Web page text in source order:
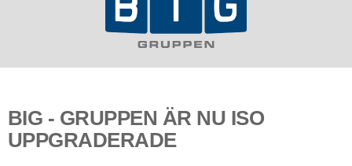
BIG - GRUPPEN ÄR NU ISO
UPPGRADERADE